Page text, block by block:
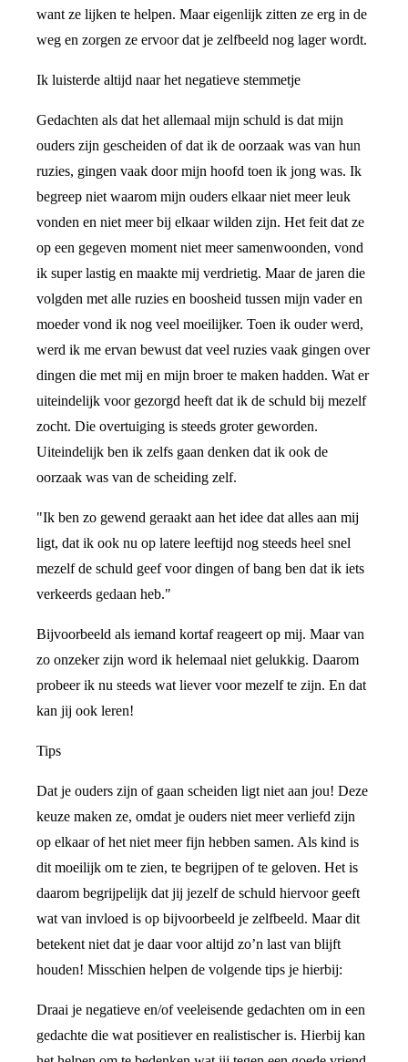
want ze lijken te helpen. Maar eigenlijk zitten ze erg in de
weg en zorgen ze ervoor dat je zelfbeeld nog lager wordt.
Ik luisterde altijd naar het negatieve stemmetje
Gedachten als dat het allemaal mijn schuld is dat mijn
ouders zijn gescheiden of dat ik de oorzaak was van hun
ruzies, gingen vaak door mijn hoofd toen ik jong was. Ik
begreep niet waarom mijn ouders elkaar niet meer leuk
vonden en niet meer bij elkaar wilden zijn. Het feit dat ze
op een gegeven moment niet meer samenwoonden, vond
ik super lastig en maakte mij verdrietig. Maar de jaren die
volgden met alle ruzies en boosheid tussen mijn vader en
moeder vond ik nog veel moeilijker. Toen ik ouder werd,
werd ik me ervan bewust dat veel ruzies vaak gingen over
dingen die met mij en mijn broer te maken hadden. Wat er
uiteindelijk voor gezorgd heeft dat ik de schuld bij mezelf
zocht. Die overtuiging is steeds groter geworden.
Uiteindelijk ben ik zelfs gaan denken dat ik ook de
oorzaak was van de scheiding zelf.
"Ik ben zo gewend geraakt aan het idee dat alles aan mij
ligt, dat ik ook nu op latere leeftijd nog steeds heel snel
mezelf de schuld geef voor dingen of bang ben dat ik iets
verkeerds gedaan heb."
Bijvoorbeeld als iemand kortaf reageert op mij. Maar van
zo onzeker zijn word ik helemaal niet gelukkig. Daarom
probeer ik nu steeds wat liever voor mezelf te zijn. En dat
kan jij ook leren!
Tips
Dat je ouders zijn of gaan scheiden ligt niet aan jou! Deze
keuze maken ze, omdat je ouders niet meer verliefd zijn
op elkaar of het niet meer fijn hebben samen. Als kind is
dit moeilijk om te zien, te begrijpen of te geloven. Het is
daarom begrijpelijk dat jij jezelf de schuld hiervoor geeft
wat van invloed is op bijvoorbeeld je zelfbeeld. Maar dit
betekent niet dat je daar voor altijd zo’n last van blijft
houden! Misschien helpen de volgende tips je hierbij:
Draai je negatieve en/of veeleisende gedachten om in een
gedachte die wat positiever en realistischer is. Hierbij kan